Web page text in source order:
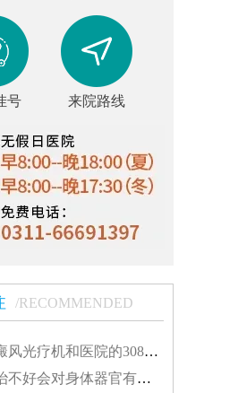
号 来院路线
/RECOMMENDED
家用白癜风光疗机和医院的308有什么不同...
白癜风治不好会对身体器官有影响吗...